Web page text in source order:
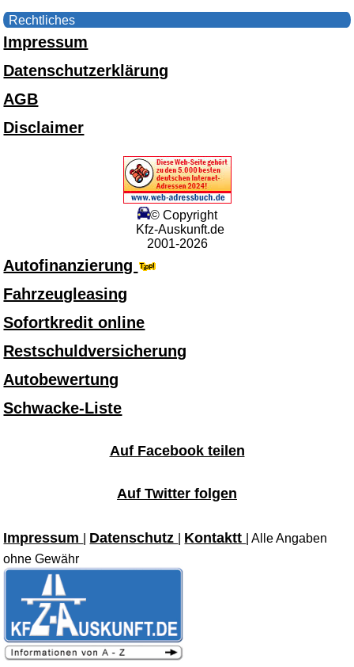
Rechtliches
Impressum
Datenschutzerklärung
AGB
Disclaimer
© Copyright
Kfz-Auskunft.de
2001-2026
Autofinanzierung
Fahrzeugleasing
Sofortkredit online
Restschuldversicherung
Autobewertung
Schwacke-Liste
Auf Facebook teilen
Auf Twitter folgen
Impressum Datenschutz Kontaktt
| Alle Angaben
ohne Gewähr